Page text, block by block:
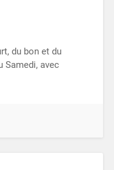
du bon et du
Samedi, avec